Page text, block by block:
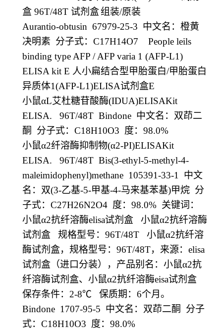
盒 96T/48T 试剂盒组装/原装
Aurantio-obtusin 67979-25-3 中文名：橙黄
决明素 分子式： C17H14O7 People leils
binding type AFP / AFP varia 1 (AFP-L1)
ELISA kit E 人小扁结合型甲胎蛋白/甲胎蛋白
异质体1(AFP-L1)ELISA试剂盒E
小鼠αL艾杜糖苷酸酶(IDUA)ELISAKit
ELISA. 96T/48T Bindone 中文名：双茚二
酮
分子式： C18H10O3 度： 98.0%
小鼠α2纤溶酶抑制物(α2-PI)ELISAKit
ELISA. 96T/48T Bis(3-ethyl-5-methyl-4-
maleimidophenyl)methane 105391-33-1 中文
名：双(3-乙基-5-甲基-4-马来基苯基)甲烷 分
子式： C27H26N2O4 度： 98.0% 关键词：
小鼠α2抗纤溶酶elisa试剂盒 小鼠α2抗纤溶酶
试剂盒
规格型号： 96T/48T 小鼠α2抗纤溶
酶试剂盒，规格型号： 96T/48T，来源： elisa
试剂盒（进口分装），产品别名：小鼠α2抗
纤溶酶试剂盒、小鼠α2抗纤溶酶eisa试剂盒
保存条件： 2-8℃ 保质期： 6个月。
Bindone 1707-95-5 中文名：双茚二酮
分子
式： C18H10O3 度： 98.0%